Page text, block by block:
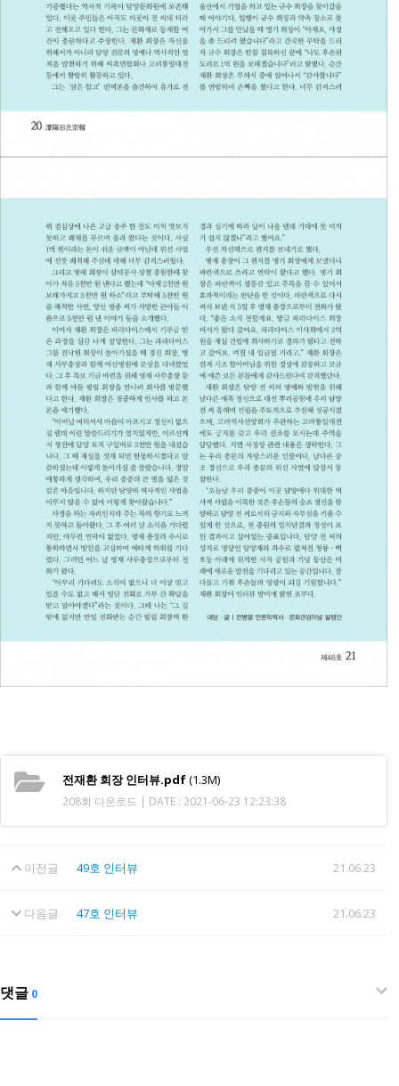
전재환 회장 인터뷰.pdf(1.3M)
208회 다운로드 | DATE : 2021-06-23 12:23:38
이전글 49호 인터뷰 21.06.23
다음글 47호 인터뷰 21.06.23
댓글 0